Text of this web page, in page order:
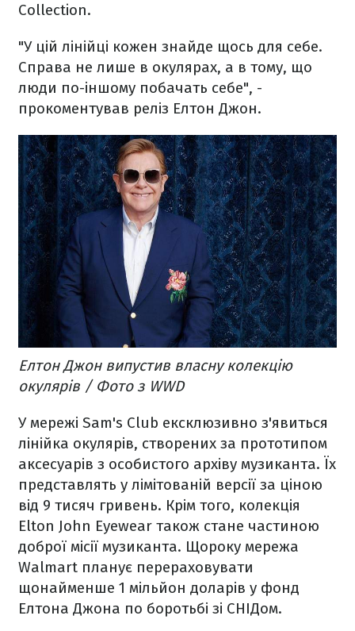
Collection.
"У цій лінійці кожен знайде щось для себе.
Справа не лише в окулярах, а в тому, що
люди по-іншому побачать себе", -
прокоментував реліз Елтон Джон.
Елтон Джон випустив власну колекцію
окулярів / Фото з WWD
У мережі Sam's Club ексклюзивно з'явиться
лінійка окулярів, створених за прототипом
аксесуарів з особистого архіву музиканта. Їх
представлять у лімітованій версії за ціною
від 9 тисяч гривень. Крім того, колекція
Elton John Eyewear також стане частиною
доброї місії музиканта. Щороку мережа
Walmart планує перераховувати
щонайменше 1 мільйон доларів у фонд
Елтона Джона по боротьбі зі СНІДом.